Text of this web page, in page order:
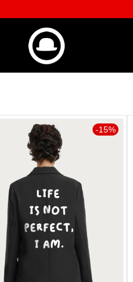
-15%